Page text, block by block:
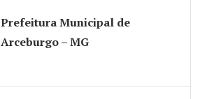
Prefeitura Municipal de
Arceburgo – MG